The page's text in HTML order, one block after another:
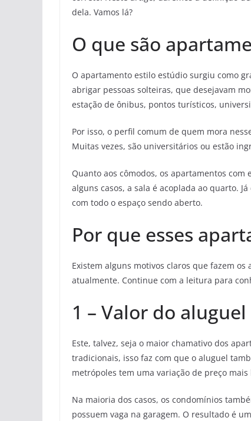
dela. Vamos lá?
O que são
O apartamento estilo estúdio surgiu como
abrigar pessoas solteiras, que desejavam
estação de ônibus, pontos turísticos,
Por isso, o perfil comum de quem mora
Muitas vezes, são universitários ou estão
Quanto aos cômodos, os apartamentos
alguns casos, a sala é acoplada ao quarto.
com todo o espaço sendo aberto.
Por que esses
Existem alguns motivos claros que fazem
atualmente. Continue com a leitura para
1 – Valor do
Este, talvez, seja o maior chamativo dos
tradicionais, isso faz com que o aluguel
metrópoles tem uma variação de preço mais
Na maioria dos casos, os condomínios
possuem vaga na garagem. O resultado é